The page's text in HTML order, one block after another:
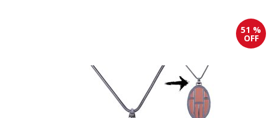
51 %
OFF